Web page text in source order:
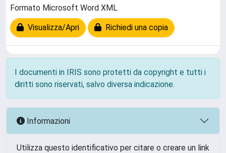
Formato Microsoft Word XML
Visualizza/Apri Richiedi una copia
I documenti in IRIS sono protetti da copyright e tutti i
diritti sono riservati, salvo diversa indicazione.
Informazioni
Utilizza questo identificativo per citare o creare un link